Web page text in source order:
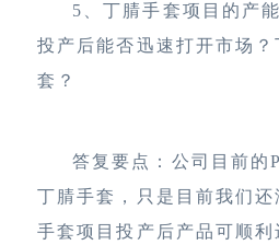
5、丁腈手套项目的产
投产后能否迅速打开市场
套？
答复要点：公司目前的
丁腈手套，只是目前我们
手套项目投产后产品可顺